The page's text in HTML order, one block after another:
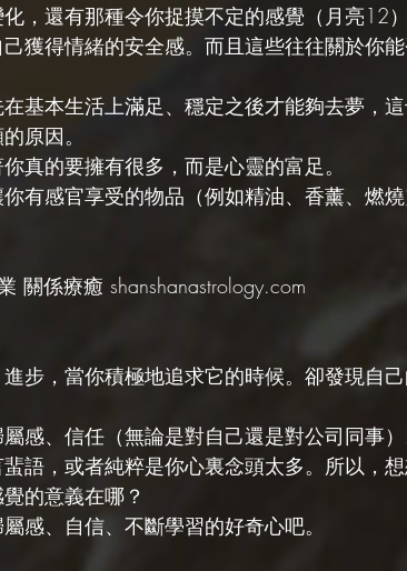
，還有那種令你捉摸不定的感覺（月亮12
獲得情緒的安全感。而且這些往往關於你
基本生活上滿足、穩定之後才能夠去夢，
原因。
真的要擁有很多，而是心靈的富足。
有感官享受的物品（例如精油、香薰、
關係療癒 shanshanastrology.com
步，當你積極地追求它的時候。卻發現自
感、信任（無論是對自己還是對公司同事
語，或者純粹是你心裏念頭太多。所以，
的意義在哪？
感、自信、不斷學習的好奇心吧。